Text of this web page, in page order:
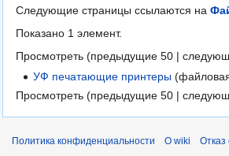
Следующие страницы ссылаются на
Показано 1 элемент.
Просмотреть (предыдущие 50 |
УФ печатающие принтеры
Просмотреть (предыдущие 50 |
Политика конфиденциальности О wiki Отказ